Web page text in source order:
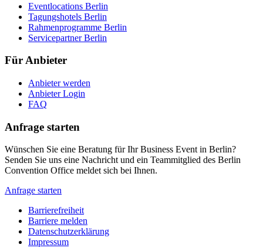
Eventlocations Berlin
Tagungshotels Berlin
Rahmenprogramme Berlin
Servicepartner Berlin
Für Anbieter
Anbieter werden
Anbieter Login
FAQ
Anfrage starten
Wünschen Sie eine Beratung für Ihr Business Event in Berlin?
Senden Sie uns eine Nachricht und ein Teammitglied des Berlin
Convention Office meldet sich bei Ihnen.
Anfrage starten
Metanavigation
Barrierefreiheit
Barriere melden
Datenschutzerklärung
Impressum